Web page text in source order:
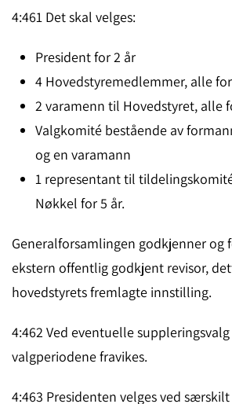
4:461 Det skal velges:
President for 2 år
4 Hovedstyremedlemmer, alle
2 varamenn til Hovedstyret, alle
Valgkomité bestående av
og en varamann
1 representant til
Nøkkel for 5 år.
Generalforsamlingen godkjenner
ekstern offentlig godkjent revisor,
hovedstyrets fremlagte innstilling.
4:462 Ved eventuelle
valgperiodene fravikes.
4:463 Presidenten velges ved